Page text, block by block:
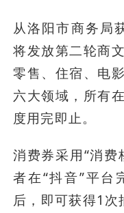
从洛阳市商务局
将发放第二轮商
零售、住宿、电
六大领域，所有
度用完即止。
消费券采用“消费
者在“抖音”平台
后，即可获得1